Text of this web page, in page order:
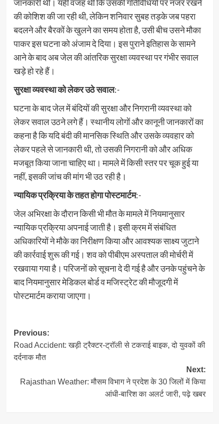
जानकारी थी। यही वजह थी कि उसकी गतिविधियों पर नजर रखने
की कोशिश की जा रही थी, लेकिन शनिवार सुबह तड़के जब पहरा
बदलने और बैरकों के खुलने का समय होता है, उसी बीच उसने मौका
पाकर इस घटना को अंजाम दे दिया। इस पुराने इतिहास के सामने
आने के बाद अब जेल की आंतरिक सुरक्षा व्यवस्था पर गंभीर सवाल
खड़े हो रहे हैं।
सुरक्षा व्यवस्था को लेकर उठे सवाल:-
घटना के बाद जेल में बंदियों की सुरक्षा और निगरानी व्यवस्था को
लेकर सवाल उठने लगे हैं। स्थानीय लोगों और कानूनी जानकारों का
कहना है कि यदि बंदी की मानसिक स्थिति और उसके व्यवहार को
लेकर पहले से जानकारी थी, तो उसकी निगरानी को और अधिक
मजबूत किया जाना चाहिए था। मामले में किसी स्तर पर चूक हुई या
नहीं, इसकी जांच की मांग भी उठ रही है।
न्यायिक प्रक्रिया के तहत होगा पोस्टमार्टम:-
जेल अभिरक्षा के दौरान किसी भी मौत के मामले में नियमानुसार
न्यायिक प्रक्रिया अपनाई जाती है। इसी क्रम में संबंधित
अधिकारियों ने मौके का निरीक्षण किया और आवश्यक साक्ष्य जुटाने
की कार्रवाई शुरू की गई। शव को पीबीएम अस्पताल की मोर्चरी में
रखवाया गया है। परिजनों को सूचना दे दी गई है और उनके पहुंचने के
बाद नियमानुसार मेडिकल बोर्ड व मजिस्ट्रेट की मौजूदगी में
पोस्टमार्टम कराया जाएगा।
Post
navigation
Previous:
Road Accident: खड़ी ट्रैक्टर-ट्रॉली से टकराई बाइक, दो युवकों की
दर्दनाक मौत
Next:
Rajasthan Weather: मौसम विभाग ने प्रदेश के 30 जिलों में किया
आंधी-बारिश का अलर्ट जारी, पढ़े खबर